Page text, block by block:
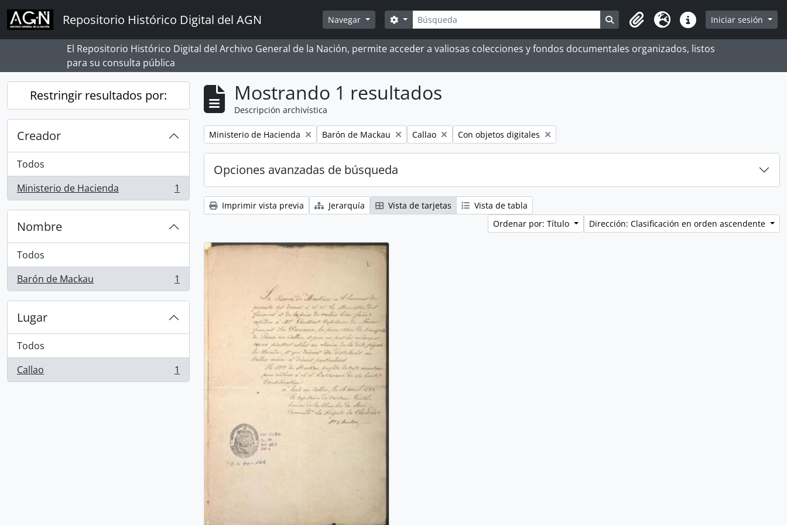
Skip to main content
Repositorio Histórico Digital del AGN Navegar Búsqueda
Search options Search in browse page
Portapapeles
Idioma Enlaces rápidos
Iniciar sesión
El Repositorio Histórico Digital del Archivo General de la Nación, permite acceder a valiosas colecciones y fondos documentales organizados, listos
para su consulta pública
Restringir resultados por:
Creador
Todos
Ministerio de Hacienda
, 1 resultados 1
Nombre
Todos
Barón de Mackau
, 1 resultados 1
Lugar
Todos
Callao
, 1 resultados 1
Mostrando 1 resultados
Descripción archivística
Remove filter:
Ministerio de Hacienda Remove filter:
Barón de Mackau Remove filter:
Callao Remove filter:
Con objetos digitales
Opciones avanzadas de búsqueda
Imprimir vista previa Jerarquía Vista de tarjetas
Vista de tabla
Ordenar por: Título
Dirección: Clasificación en orden ascendente